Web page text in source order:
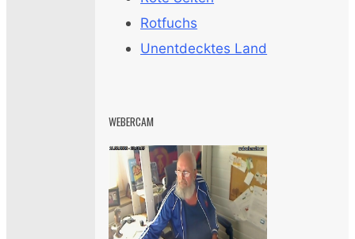
Rotfuchs
Unentdecktes Land
WEBERCAM